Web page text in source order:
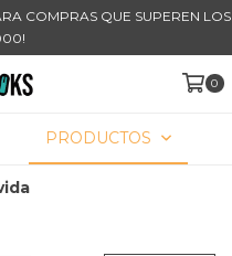
COMPRAS QUE SUPEREN LOS
0
PRODUCTOS